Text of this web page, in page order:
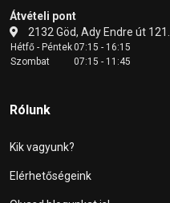
Átvételi pont
2132 Göd, Ady Endre út 121.
Hétfő - Péntek07:15 - 16:15
Szombat
07:15 - 11:45
Rólunk
Kik vagyunk?
Elérhetőségeink